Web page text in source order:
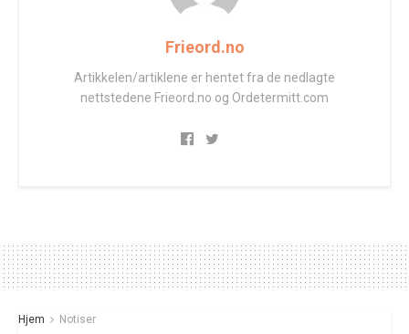
Frieord.no
Artikkelen/artiklene er hentet fra de nedlagte
nettstedene Frieord.no og Ordetermitt.com
Hjem Notiser